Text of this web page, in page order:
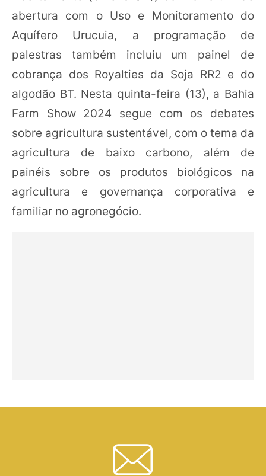
abertura com o Uso e Monitoramento do
Aquífero Urucuia, a programação de
palestras também incluiu um painel de
cobrança dos Royalties da Soja RR2 e do
algodão BT. Nesta quinta-feira (13), a Bahia
Farm Show 2024 segue com os debates
sobre agricultura sustentável, com o tema da
agricultura de baixo carbono, além de
painéis sobre os produtos biológicos na
agricultura e governança corporativa e
familiar no agronegócio.